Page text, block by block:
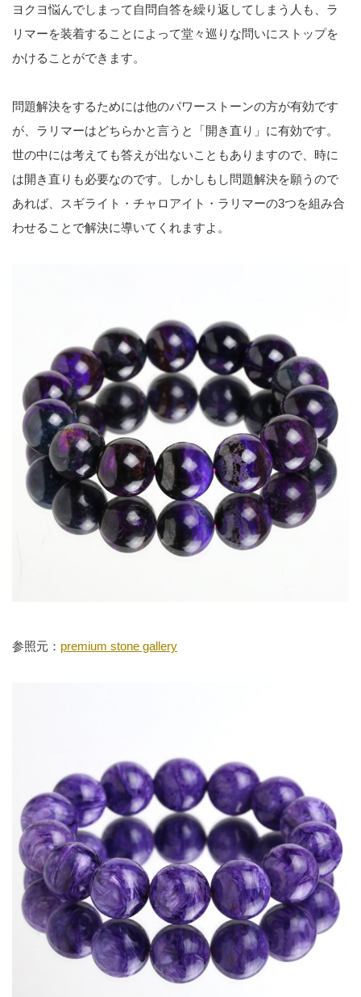
ヨクヨ悩んでしまって自問自答を繰り返してしまう人も、ラ
リマーを装着することによって堂々巡りな問いにストップを
かけることができます。
問題解決をするためには他のパワーストーンの方が有効です
が、ラリマーはどちらかと言うと「開き直り」に有効です。
世の中には考えても答えが出ないこともありますので、時に
は開き直りも必要なのです。しかしもし問題解決を願うので
あれば、スギライト・チャロアイト・ラリマーの3つを組み合
わせることで解決に導いてくれますよ。
参照元： premium stone gallery